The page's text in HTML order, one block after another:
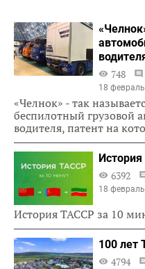
748
18
«Челнок» - так
беспилотный грузовой
водителя, патент на
6392
18
История ТАССР за 10
100 лет
4794